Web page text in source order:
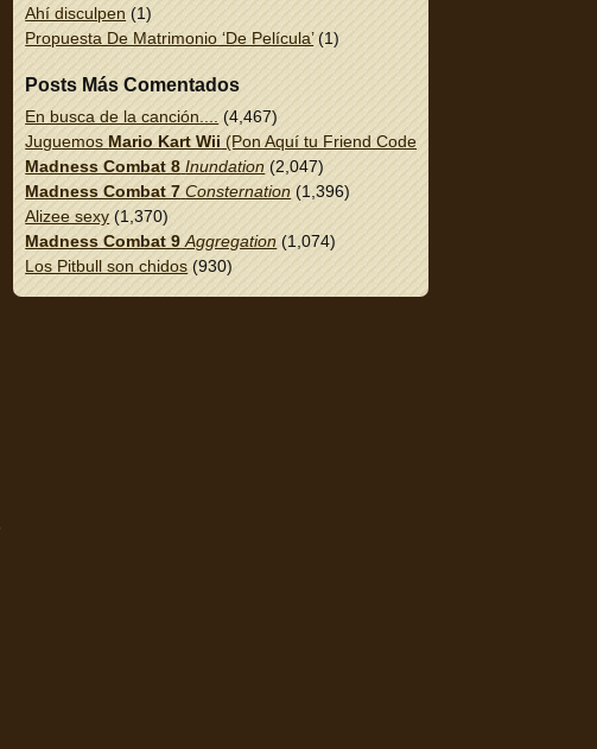
Ahí disculpen (1)
Propuesta De Matrimonio ‘De Película’(1)
Posts Más Comentados
En busca de la canción.... (4,467)
Juguemos Mario Kart Wii (Pon Aquí tu Friend Code!)
Madness Combat 8 Inundation (2,047)
Madness Combat 7 Consternation (1,396)
Alizee sexy (1,370)
Madness Combat 9 Aggregation (1,074)
Los Pitbull son chidos (930)